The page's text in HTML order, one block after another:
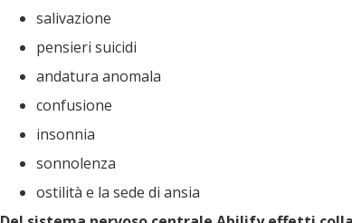
salivazione
pensieri suicidi
andatura anomala
confusione
insonnia
sonnolenza
ostilità e la sede di ansia